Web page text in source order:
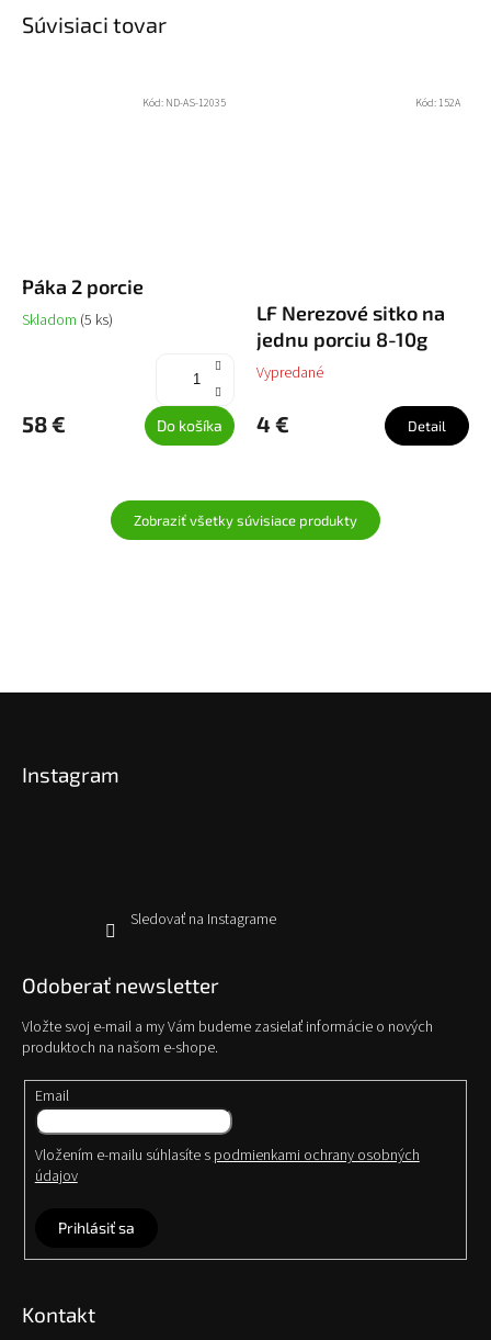
Súvisiaci tovar
Páka 2 porcie
Skladom (5 ks)
58 € Do košíka
Kód: ND-AS-12035
LF Nerezové sitko na
jednu porciu 8-10g
Vypredané
4 € Detail
Kód: 152A
Zobraziť všetky súvisiace produkty
Instagram
Sledovať na Instagrame
Odoberať newsletter
Vložte svoj e-mail a my Vám budeme zasielať informácie o nových
produktoch na našom e-shope.
Email
Vložením e-mailu súhlasíte s podmienkami ochrany osobných
údajov
Prihlásiť sa
Kontakt